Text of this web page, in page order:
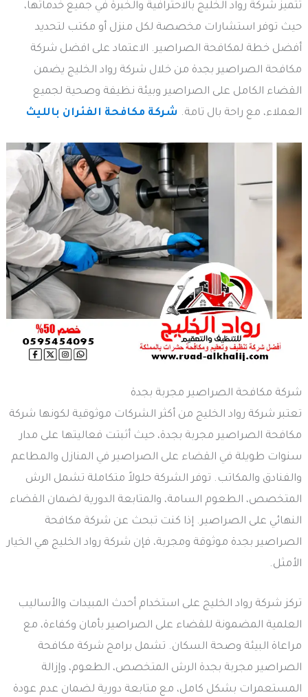
تتميز شركة رواد الخليج بالاحترافية والخبرة في جميع خدماتها،
حيث توفر استشارات مخصصة لكل منزل أو مكتب لتحديد
أفضل خطة لمكافحة الصراصير. الاعتماد على افضل شركة
مكافحة الصراصير بجدة من خلال شركة رواد الخليج يضمن
القضاء الكامل على الصراصير وبيئة نظيفة وصحية لجميع
العملاء، مع راحة بال تامة. شركة مكافحة الفئران بالليث
شركة مكافحة الصراصير مجربة بجدة
تعتبر شركة رواد الخليج من أكثر الشركات موثوقية لكونها شركة
مكافحة الصراصير مجربة بجدة، حيث أثبتت فعاليتها على مدار
سنوات طويلة في القضاء على الصراصير في المنازل والمطاعم
والفنادق والمكاتب. توفر الشركة حلولاً متكاملة تشمل الرش
المتخصص، الطعوم السامة، والمتابعة الدورية لضمان القضاء
النهائي على الصراصير. إذا كنت تبحث عن شركة مكافحة
الصراصير بجدة موثوقة ومجربة، فإن شركة رواد الخليج هي الخيار
الأمثل.
تركز شركة رواد الخليج على استخدام أحدث المبيدات والأساليب
العلمية المضمونة للقضاء على الصراصير بأمان وكفاءة، مع
مراعاة البيئة وصحة السكان. تشمل برامج شركة مكافحة
الصراصير مجربة بجدة الرش المتخصص، الطعوم، وإزالة
المستعمرات بشكل كامل، مع متابعة دورية لضمان عدم عودة